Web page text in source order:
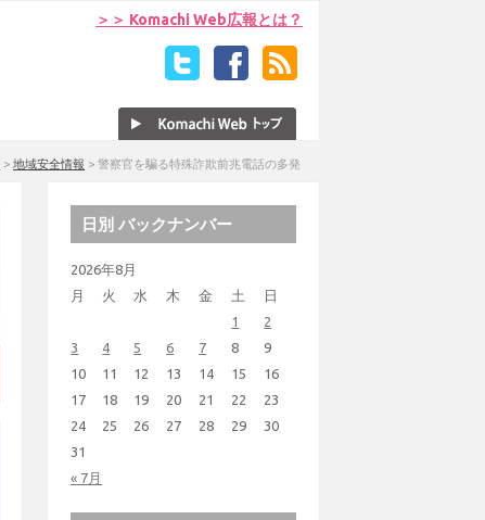
＞＞ Komachi Web広報とは？
> 地域安全情報 > 警察官を騙る特殊詐欺前兆電話の多発
日別 バックナンバー
2026年8月
月
火 水 木 金 土 日
« 7月
1
2
3
4 5 6 7 8
9
10
11 12 13 14 15
16
17
18 19 20 21 22
23
24
25 26 27 28 29
30
31